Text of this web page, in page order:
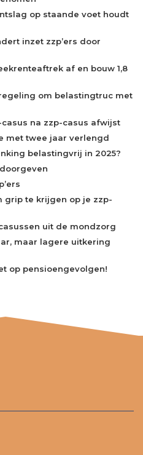
op staande voet houdt
inzet zzp’ers door
af en bouw 1,8
om belastingtruc met
na zzp-casus afwijst
met twee jaar verlengd
belastingvrij in 2025?
grip te krijgen op je zzp-
uit de mondzorg
maar lagere uitkering
op pensioengevolgen!